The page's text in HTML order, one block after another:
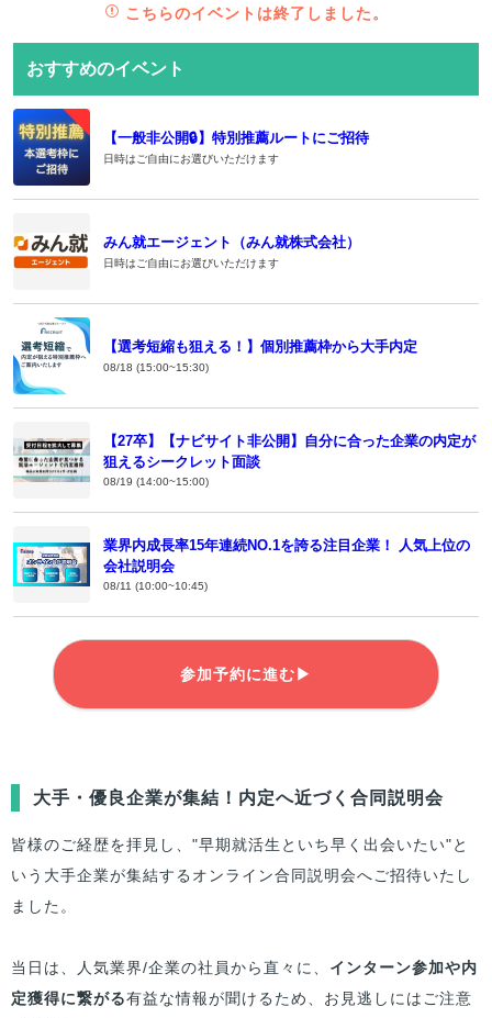
こちらのイベントは終了しました。
おすすめのイベント
【一般非公開🔒️】特別推薦ルートにご招待
日時はご自由にお選びいただけます
みん就エージェント（みん就株式会社）
日時はご自由にお選びいただけます
【選考短縮も狙える！】個別推薦枠から大手内定
08/18 (15:00~15:30)
【27卒】【ナビサイト非公開】自分に合った企業の内定が
狙えるシークレット面談
08/19 (14:00~15:00)
業界内成長率15年連続NO.1を誇る注目企業！ 人気上位の
会社説明会
08/11 (10:00~10:45)
参加予約に進む▶
大手・優良企業が集結！内定へ近づく合同説明会
皆様のご経歴を拝見し、"早期就活生といち早く出会いたい"と
いう大手企業が集結するオンライン合同説明会へご招待いたし
ました。
当日は、人気業界/企業の社員から直々に、 インターン参加や内
定獲得に繋がる有益な情報が聞けるため、お見逃しにはご注意